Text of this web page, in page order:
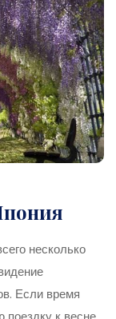
несколько
Если время